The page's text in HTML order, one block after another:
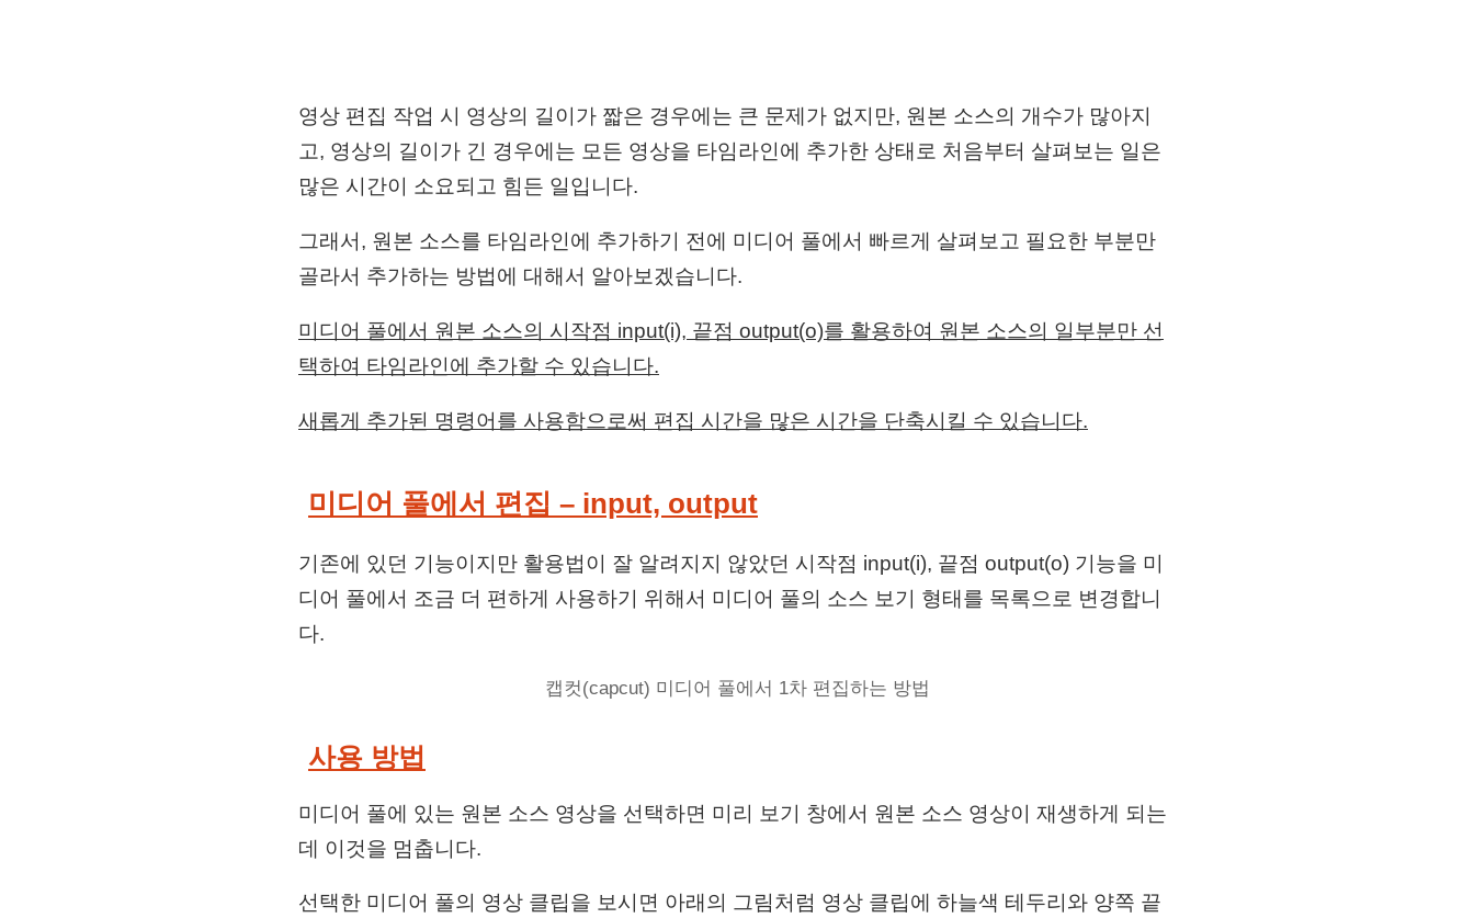
영상 편집 작업 시 영상의 길이가 짧은 경우에는 큰 문제가 없지만, 원본 소스의 개수가 많아지
고, 영상의 길이가 긴 경우에는 모든 영상을 타임라인에 추가한 상태로 처음부터 살펴보는 일은
많은 시간이 소요되고 힘든 일입니다.
그래서, 원본 소스를 타임라인에 추가하기 전에 미디어 풀에서 빠르게 살펴보고 필요한 부분만
골라서 추가하는 방법에 대해서 알아보겠습니다.
미디어 풀에서 원본 소스의 시작점 input(i), 끝점 output(o)를 활용하여 원본 소스의 일부분만 선
택하여 타임라인에 추가할 수 있습니다.
새롭게 추가된 명령어를 사용함으로써 편집 시간을 많은 시간을 단축시킬 수 있습니다.
미디어 풀에서 편집 – input, output
기존에 있던 기능이지만 활용법이 잘 알려지지 않았던 시작점 input(i), 끝점 output(o) 기능을 미
디어 풀에서 조금 더 편하게 사용하기 위해서 미디어 풀의 소스 보기 형태를 목록으로 변경합니
다.
캡컷(capcut) 미디어 풀에서 1차 편집하는 방법
사용 방법
미디어 풀에 있는 원본 소스 영상을 선택하면 미리 보기 창에서 원본 소스 영상이 재생하게 되는
데 이것을 멈춥니다.
선택한 미디어 풀의 영상 클립을 보시면 아래의 그림처럼 영상 클립에 하늘색 테두리와 양쪽 끝